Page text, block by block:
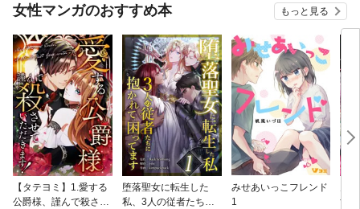
女性マンガのおすすめ本 もっと見る
【タテヨミ】1.愛する
公爵様、謹んで殺させ
堕落聖女に転生した
私、3人の従者たちに
みせあいっこフレンド
1
す